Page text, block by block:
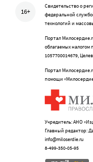
16+
Свидетельство о
федеральной
технологий и
Портал
облагаемых
1057700014679,
Портал
помощи
Учредитель: АНО
Главный редактор:
info@miloserdie.ru
8-499-350-05-95